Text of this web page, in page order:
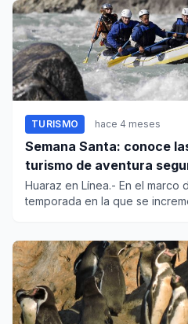
TURISMO hace 4 meses
Semana Santa: conoce
turismo de aventura
Perú
Huaraz en Línea.- En el marco
temporada en la que se